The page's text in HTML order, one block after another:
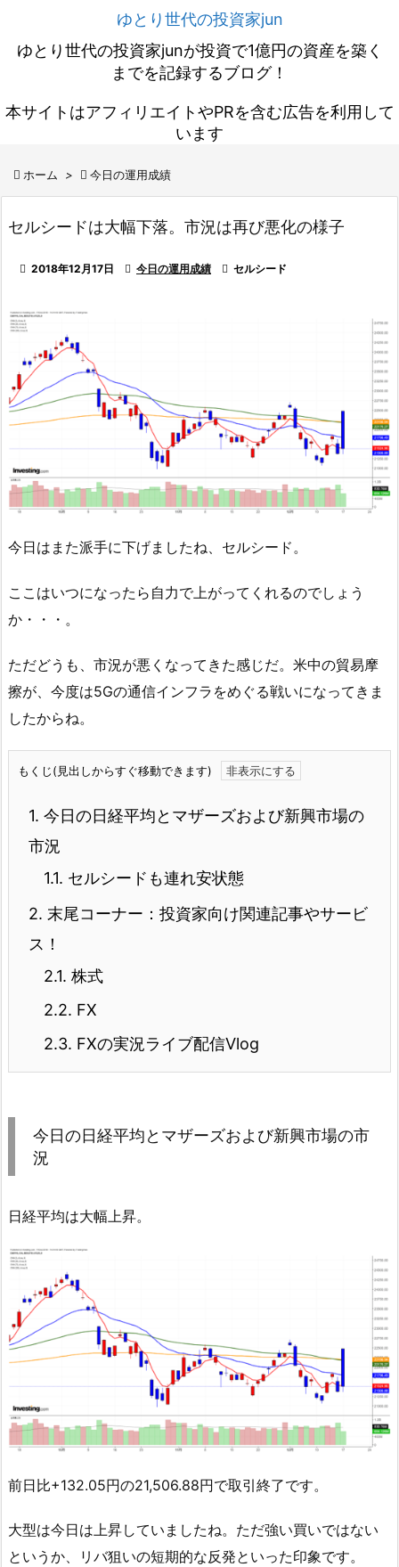
ゆとり世代の投資家jun
ゆとり世代の投資家junが投資で1億円の資産を築く
までを記録するブログ！
本サイトはアフィリエイトやPRを含む広告を利用して
います
 ホーム >  今日の運用成績
セルシードは大幅下落。市況は再び悪化の様子
 2018年12月17日  今日の運用成績  セルシード
今日はまた派手に下げましたね、セルシード。
ここはいつになったら自力で上がってくれるのでしょう
か・・・。
ただどうも、市況が悪くなってきた感じだ。米中の貿易摩
擦が、今度は5Gの通信インフラをめぐる戦いになってきま
したからね。
もくじ(見出しからすぐ移動できます)
1. 今日の日経平均とマザーズおよび新興市場の
市況
1.1. セルシードも連れ安状態
2. 末尾コーナー：投資家向け関連記事やサービ
ス！
2.1. 株式
2.2. FX
2.3. FXの実況ライブ配信Vlog
今日の日経平均とマザーズおよび新興市場の市
況
日経平均は大幅上昇。
前日比+132.05円の21,506.88円で取引終了です。
大型は今日は上昇していましたね。ただ強い買いではない
というか、リバ狙いの短期的な反発といった印象です。